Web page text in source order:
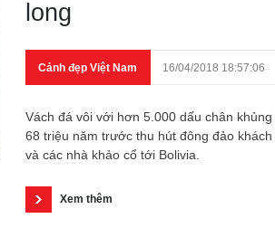
long
Cảnh đẹp Việt Nam 16/04/2018 18:57:06
Vách đá vôi với hơn 5.000 dấu chân
68 triệu năm trước thu hút đông đảo khách
và các nhà khảo cổ tới Bolivia.
Xem thêm